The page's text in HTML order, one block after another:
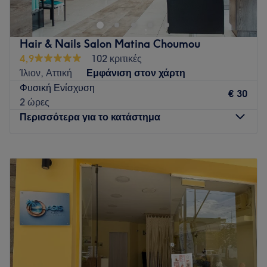
Go to venue
Hair & Nails Salon Matina Choumou
4,9
102 κριτικές
Ίλιον, Αττική
Εμφάνιση στον χάρτη
Φυσική Ενίσχυση
2 ώρες
€ 30
Περισσότερα για το κατάστημα
Τρίτη
09:00–15:00
Πέμπτη
10:00–20:00
Παρασκευή
10:00–
Σάββατο
09:00–17:00
Κλειστό
Το Hair & Nail Salon Matina Choumou είναι ένα μέρος